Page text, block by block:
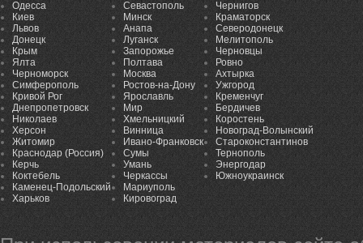
Одесса
Киев
Львов
Донецк
Крым
Ялта
Черноморск
Симферополь
Кривой Рог
Днепропетровск
Николаев
Херсон
Житомир
Краснодар (Россия)
Керчь
Коктебель
Каменец-Подольский
Харьков
Севастополь
Минск
Анапа
Луганск
Запорожье
Полтава
Москва
Ростов-на-Дону
Ярославль
Мир
Хмельницкий
Винница
Ивано-Франковск
Сумы
Умань
Черкассы
Мариуполь
Кировоград
Чернигов
Краматорск
Северодонецк
Мелитополь
Черновцы
Ровно
Ахтырка
Ужгород
Кременчуг
Бердичев
Коростень
Новоград-Волынский
Староконстантинов
Тернополь
Энергодар
Южноукраинск